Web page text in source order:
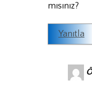
mısınız?
Yanıtla